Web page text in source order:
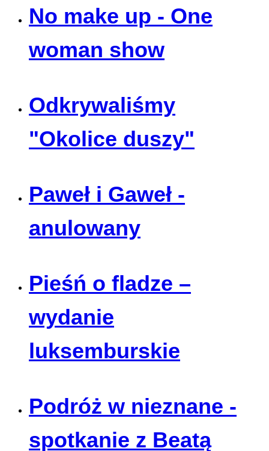
No make up - One
woman show
Odkrywaliśmy
"Okolice duszy"
Paweł i Gaweł -
anulowany
Pieśń o fladze –
wydanie
luksemburskie
Podróż w nieznane -
spotkanie z Beatą